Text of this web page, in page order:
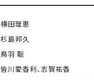
横田理恵
杉島邦久
鳥羽 聡
皆川愛香利、志賀祐香